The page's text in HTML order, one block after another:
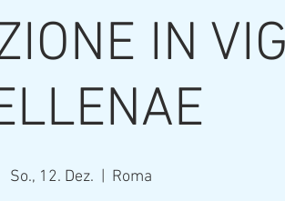
IN
So., 12. Dez. Roma